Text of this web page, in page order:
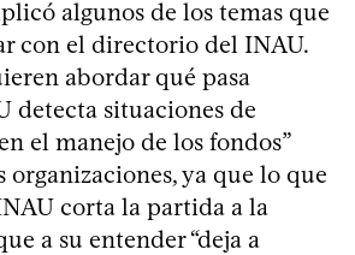
algunos de los temas que
con el directorio del INAU.
abordar qué pasa
detecta situaciones de
el manejo de los fondos”
organizaciones, ya que lo que
corta la partida a la
a su entender “deja a